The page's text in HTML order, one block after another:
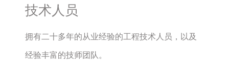
技术人员
拥有二十多年的从业经验的工程技术人员，以及
经验丰富的技师团队。